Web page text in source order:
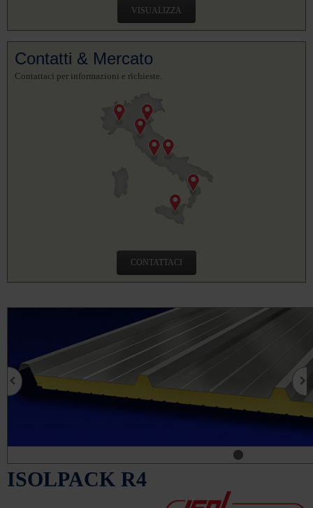
VISUALIZZA
Contatti & Mercato
Contattaci per informazioni e richieste.
CONTATTACI
ISOLPACK R4